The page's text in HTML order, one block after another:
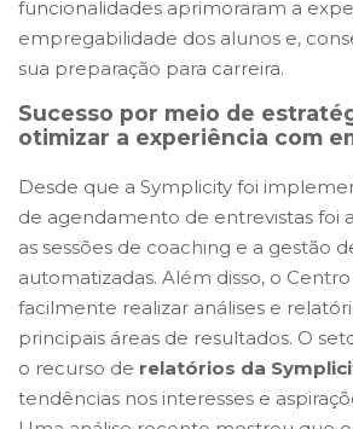
funcionalidades aprimoraram a
empregabilidade dos alunos e,
sua preparação para carreira.
Sucesso por meio de
otimizar a experiência com
Desde que a Symplicity foi
de agendamento de entrevistas foi
as sessões de coaching e a gestão
automatizadas. Além disso, o
facilmente realizar análises e
principais áreas de resultados. O
o recurso de relatórios da
tendências nos interesses e